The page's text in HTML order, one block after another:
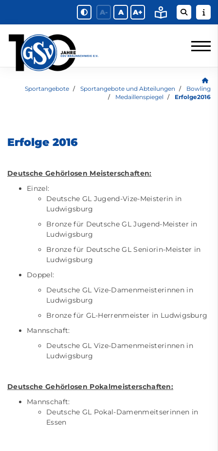
A- A A+
Sportangebote Sportangebote und Abteilungen
Bowling
Medaillenspiegel
Erfolge2016
Erfolge 2016
Deutsche Gehörlosen Meisterschaften:
Einzel:
Deutsche GL Jugend-Vize-Meisterin in
Ludwigsburg
Bronze für Deutsche GL Jugend-Meister in
Ludwigsburg
Bronze für Deutsche GL Seniorin-Meister in
Ludwigsburg
Doppel:
Deutsche GL Vize-Damenmeisterinnen in
Ludwigsburg
Bronze für GL-Herrenmeister in Ludwigsburg
Mannschaft:
Deutsche GL Vize-Damenmeisterinnen in
Ludwigsburg
Deutsche Gehörlosen Pokalmeisterschaften:
Mannschaft:
Deutsche GL Pokal-Damenmeitserinnen in
Essen